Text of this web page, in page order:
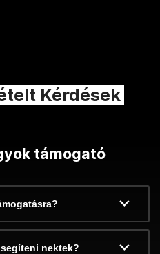
Kérdések
támogató
nektek?